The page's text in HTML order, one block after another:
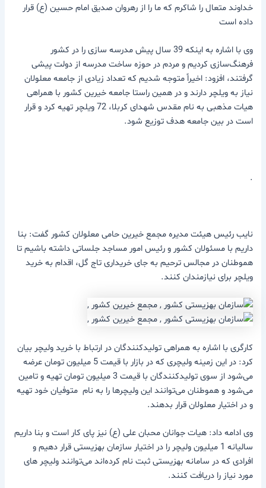
خداوند متعال را شاکرم که ما را از رهروان صدیق امام حسین (ع) قرار
داده است
وی با اشاره به اینکه 39 سال پیش مدرسه سازی را در کشور
فرهنگ‌سازی کردیم و مردم در حوزه ساخت مدرسه از دولت پیشی
گرفتند، افزود: اخیراً متوجه شدیم که تعداد زیادی از جامعه معلولان
نیاز به ویلچر دارند و در همین راستا جامعه خیرین کشور با همراهی
هیات مذهبی به نام مقدس شهدای کربلا، 72 ویلچر تهیه کرد و قرار
است در بین جامعه هدف توزیع شود.
.
نایب رئیس هیئت مدیره مجمع خیرین حامی معلولان کشور گفت: بنا
داریم با مسئولان کشور و رئیس امور مساجد جلساتی داشته باشیم تا
هموطنان در مجالس ترحیم به جای خریداری تاج گل، اقدام به خرید
ویلچر برای نیازمندان کنند.
کارگری با اشاره به همراهی تولیدکنندگان در ارتباط با خرید ولیچر بیان
کرد: در این زمینه ولیچری که در بازار با قیمت 5 میلیون تومان عرضه
می‌شود از سوی تولیدکنندگان با قیمت 3 میلیون تومان تهیه و تامین
می‌شود و هموطنان می‌توانند این ولیچرها را به نام متوفیان خود تهیه
و در اختیار معلولان قرار بدهند.
وی ادامه داد: هیات جوانان محبان علی (ع) نیز پای کار است و بنا داریم
سالیانه 1 میلیون ولیچر را در اختیار سازمان بهزیستی قرار دهیم و
افرادی که در سامانه بهزیستی ثبت نام کرده‌اند می‌توانند ولیچر های
مورد نیاز را دریافت کنند.